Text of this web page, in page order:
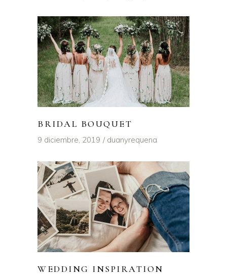
BRIDAL BOUQUET
9 diciembre, 2019 duanyrequena
WEDDING INSPIRATION